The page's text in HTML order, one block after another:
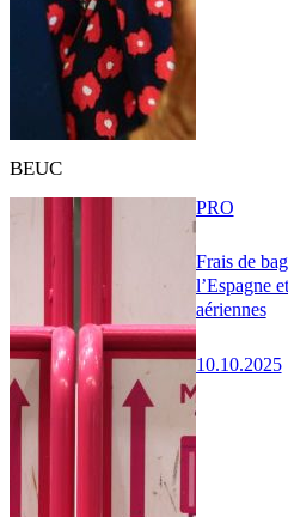
BEUC
Frais de
l’Espagne
aériennes
10.10.2025
PRO